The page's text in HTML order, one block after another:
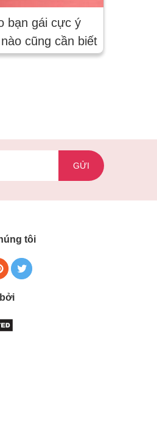
bạn gái cực ý
cũng cần biết
GỬI
tôi